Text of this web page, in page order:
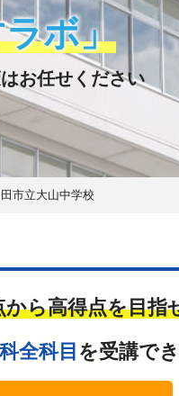
ボ」
お任せください
田市立大山中学校
から高得点を目
全科目 を受講で